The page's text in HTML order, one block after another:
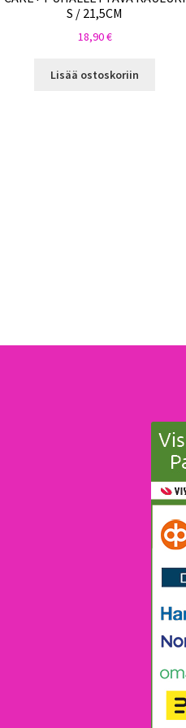
S / 21,5CM
18,90€
Lisää ostoskoriin